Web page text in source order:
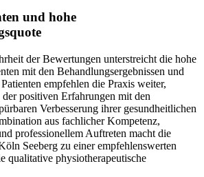
und hohe
der Bewertungen unterstreicht die hohe
mit den Behandlungsergebnissen und
empfehlen die Praxis weiter,
positiven Erfahrungen mit den
Verbesserung ihrer gesundheitlichen
aus fachlicher Kompetenz,
professionellem Auftreten macht die
Seeberg zu einer empfehlenswerten
qualitative physiotherapeutische